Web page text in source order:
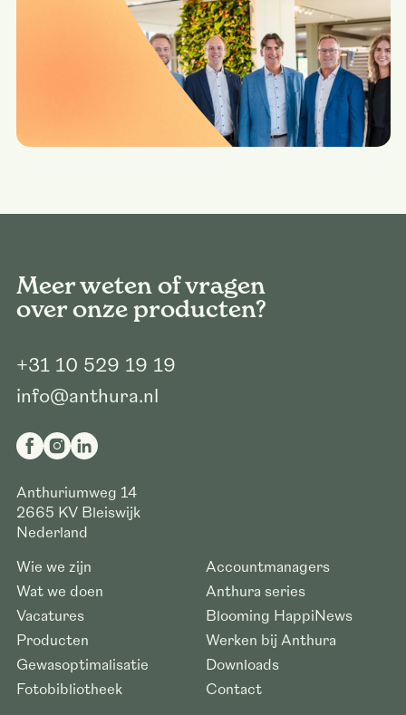
Meer weten of vragen
over onze producten?
+31 10 529 19 19
info@anthura.nl
Anthuriumweg 14
2665 KV Bleiswijk
Nederland
Wie we zijn
Wat we doen
Vacatures
Producten
Gewasoptimalisatie
Fotobibliotheek
Accountmanagers
Anthura series
Blooming HappiNews
Werken bij Anthura
Downloads
Contact